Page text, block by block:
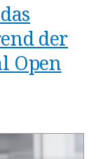
der
Open